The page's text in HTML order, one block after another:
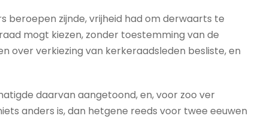
beroepen zijnde, vrijheid had om derwaarts te
mogt kiezen, zonder toestemming van de
over verkiezing van kerkeraadsleden besliste, en
daarvan aangetoond, en, voor zoo ver
anders is, dan hetgene reeds voor twee eeuwen